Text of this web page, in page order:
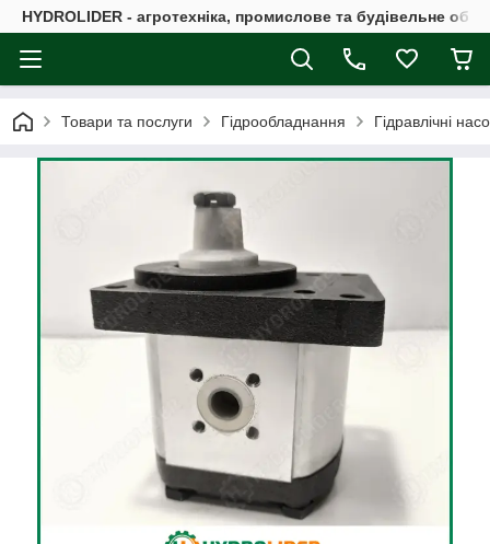
HYDROLIDER - агротехніка, промислове та будівельне
Товари та послуги Гідрообладнання Гідравлічні